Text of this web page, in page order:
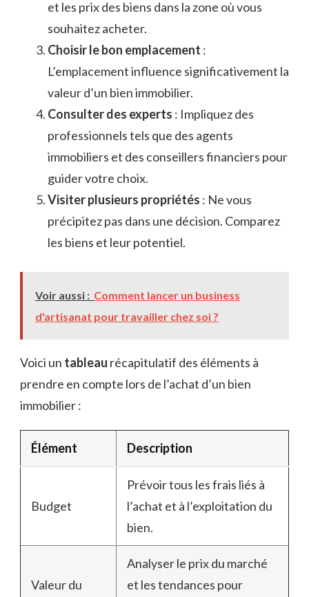
et les prix des biens dans la zone où vous
souhaitez acheter.
Choisir le bon emplacement :
L’emplacement influence significativement la
valeur d’un bien immobilier.
Consulter des experts : Impliquez des
professionnels tels que des agents
immobiliers et des conseillers financiers pour
guider votre choix.
Visiter plusieurs propriétés : Ne vous
précipitez pas dans une décision. Comparez
les biens et leur potentiel.
Voir aussi : Comment lancer un business
d'artisanat pour travailler chez soi ?
Voici un tableau récapitulatif des éléments à
prendre en compte lors de l’achat d’un bien
immobilier :
Élément Description
Budget
Prévoir tous les frais liés à
l’achat et à l’exploitation du
bien.
Valeur du
Analyser le prix du marché
et les tendances pour